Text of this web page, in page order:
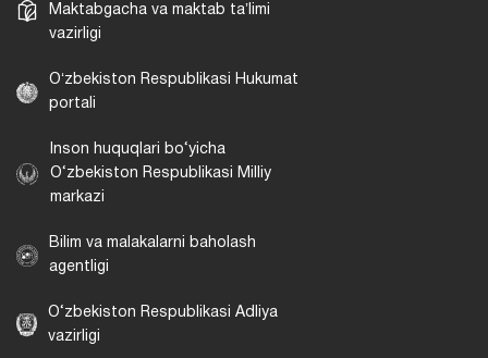
Maktabgacha va maktab taʼlimi
vazirligi
Oʻzbekiston Respublikasi Hukumat
portali
Inson huquqlari bo‘yicha
O‘zbekiston Respublikasi Milliy
markazi
Bilim va malakalarni baholash
agentligi
O‘zbekiston Respublikasi Adliya
vazirligi